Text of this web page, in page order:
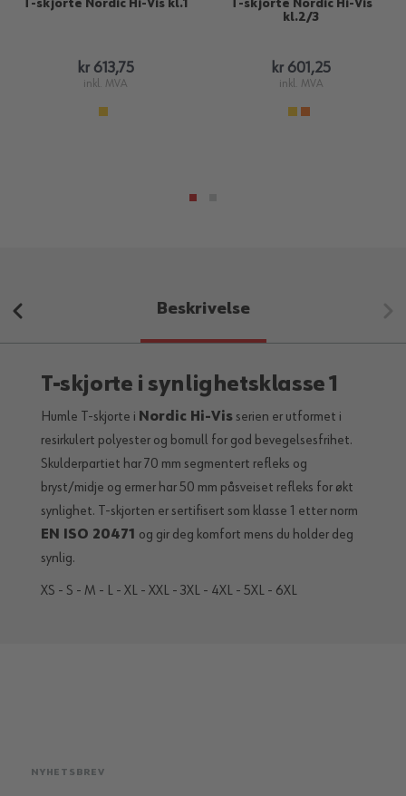
T-skjorte Nordic Hi-Vis kl.1
kr 613,75
inkl. MVA
T-skjorte Nordic Hi-Vis
kl.2/3
kr 601,25
inkl. MVA
Beskrivelse
T-skjorte i synlighetsklasse 1
Humle T-skjorte i Nordic Hi-Vis serien er utformet i
resirkulert polyester og bomull for god bevegelsesfrihet.
Skulderpartiet har 70 mm segmentert refleks og
bryst/midje og ermer har 50 mm påsveiset refleks for økt
synlighet. T-skjorten er sertifisert som klasse 1 etter norm
EN ISO 20471 og gir deg komfort mens du holder deg
synlig.
XS - S - M - L - XL - XXL - 3XL - 4XL - 5XL - 6XL
NYHETSBREV